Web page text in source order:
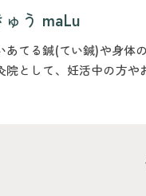
ゅう maLu
あてる鍼(てい鍼)や身体
院として、妊活中の方